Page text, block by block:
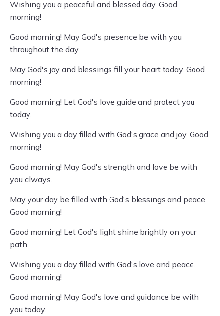
Wishing you a peaceful and blessed day. Good
morning!
Good morning! May God's presence be with you
throughout the day.
May God's joy and blessings fill your heart today. Good
morning!
Good morning! Let God's love guide and protect you
today.
Wishing you a day filled with God's grace and joy. Good
morning!
Good morning! May God's strength and love be with
you always.
May your day be filled with God's blessings and peace.
Good morning!
Good morning! Let God's light shine brightly on your
path.
Wishing you a day filled with God's love and peace.
Good morning!
Good morning! May God's love and guidance be with
you today.